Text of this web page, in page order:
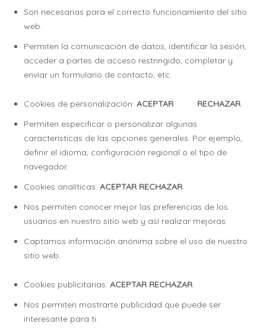
Son necesarias para el correcto funcionamiento del sitio
web.
Permiten la comunicación de datos, identificar la sesión,
acceder a partes de acceso restringido, completar y
enviar un formulario de contacto, etc.
Cookies de personalización: ACEPTAR RECHAZAR
Permiten especificar o personalizar algunas
características de las opciones generales. Por ejemplo,
definir el idioma, configuración regional o el tipo de
navegador.
Cookies analíticas: ACEPTAR RECHAZAR
Nos permiten conocer mejor las preferencias de los
usuarios en nuestro sitio web y así realizar mejoras.
Captamos información anónima sobre el uso de nuestro
sitio web.
Cookies publicitarias: ACEPTAR RECHAZAR
Nos permiten mostrarte publicidad que puede ser
interesante para ti.